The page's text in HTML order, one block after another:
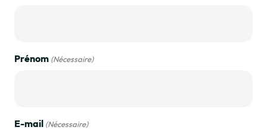
Prénom (Nécessaire)
E-mail (Nécessaire)